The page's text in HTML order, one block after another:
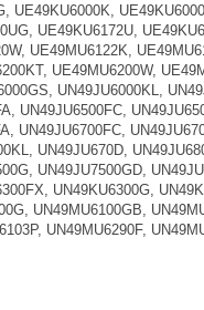
UE49KU6000K,
UE49KU6172U,
UE49MU6122K,
UE49MU6200W,
UN49JU6000KL,
UN49JU6500FC,
UN49JU6700FC,
UN49JU670D,
UN49JU7500GD,
UN49KU6300G,
UN49MU6100GB,
UN49MU6290F,